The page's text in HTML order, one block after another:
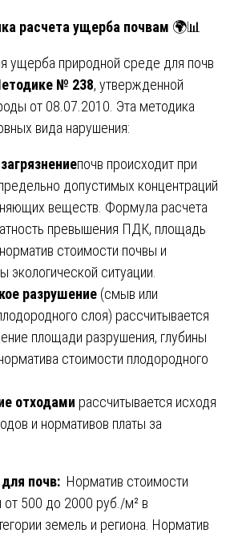
расчета ущерба почвам 🌍📊
ущерба природной среде для почв
№ 238, утвержденной
от 08.07.2010. Эта методика
вида нарушения:
почв происходит при
допустимых концентраций
веществ. Формула расчета
превышения ПДК, площадь
стоимости почвы и
экологической ситуации.
разрушение (смыв или
слоя) рассчитывается
площади разрушения, глубины
стоимости плодородного
отходами рассчитывается исходя
и нормативов платы за
почв: Норматив стоимости
от 500 до 2000 руб./м² в
земель и региона. Норматив